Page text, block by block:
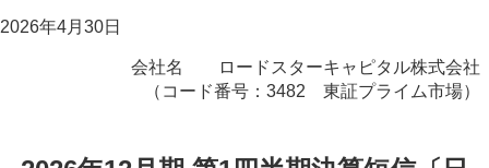
2026年4月30日
会社名 ロードスターキャピタル株式会社
（コード番号：3482 東証プライム市場）